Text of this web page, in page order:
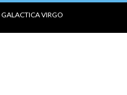
GALACTICA VIRGO